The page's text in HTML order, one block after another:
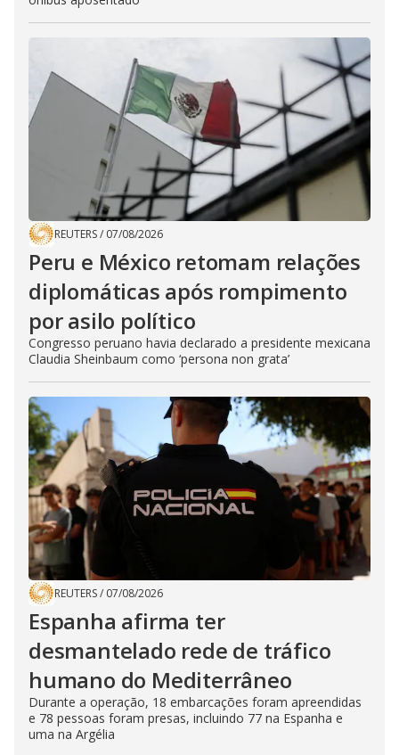
REUTERS/ 07/08/2026
Peru e México retomam relações
diplomáticas após rompimento
por asilo político
Congresso peruano havia declarado a presidente mexicana
Claudia Sheinbaum como ‘persona non grata’
REUTERS/ 07/08/2026
Espanha afirma ter
desmantelado rede de tráfico
humano do Mediterrâneo
Durante a operação, 18 embarcações foram apreendidas
e 78 pessoas foram presas, incluindo 77 na Espanha e
uma na Argélia